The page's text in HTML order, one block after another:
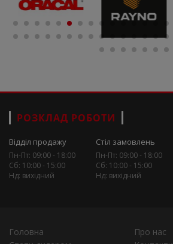
РОЗКЛАД РОБОТИ
Відділ продажу
Пн-Пт: 09:00 - 18:00
Сб: 10:00 - 15:00
Нд: вихідний
Стіл замовлень
Пн-Пт: 09:00 - 18:00
Сб: 10:00 - 15:00
Нд: вихідний
Головна
Про нас